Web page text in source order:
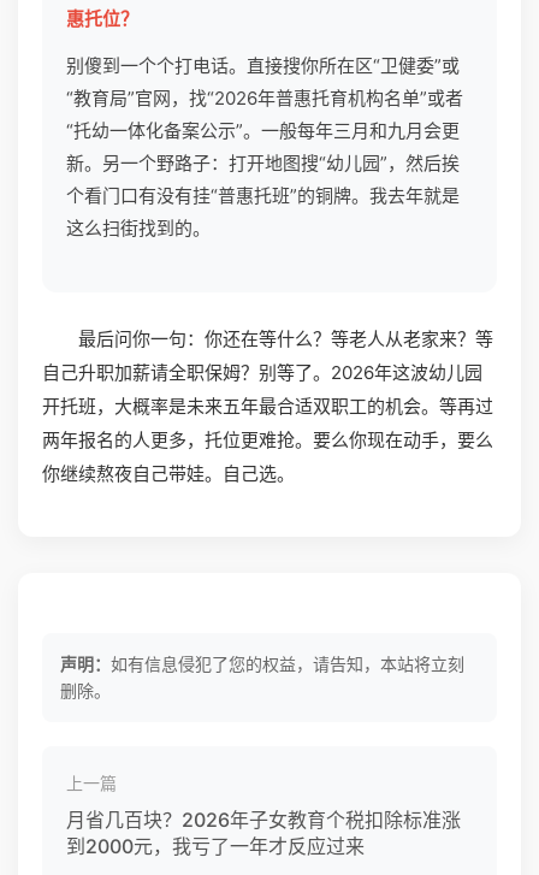
惠托位？
别傻到一个个打电话。直接搜你所在区“卫健委”或
“教育局”官网，找“2026年普惠托育机构名单”或者
“托幼一体化备案公示”。一般每年三月和九月会更
新。另一个野路子：打开地图搜“幼儿园”，然后挨
个看门口有没有挂“普惠托班”的铜牌。我去年就是
这么扫街找到的。
最后问你一句：你还在等什么？等老人从老家来？等
自己升职加薪请全职保姆？别等了。2026年这波幼儿园
开托班，大概率是未来五年最合适双职工的机会。等再过
两年报名的人更多，托位更难抢。要么你现在动手，要么
你继续熬夜自己带娃。自己选。
声明： 如有信息侵犯了您的权益，请告知，本站将立刻
删除。
上一篇
月省几百块？2026年子女教育个税扣除标准涨
到2000元，我亏了一年才反应过来